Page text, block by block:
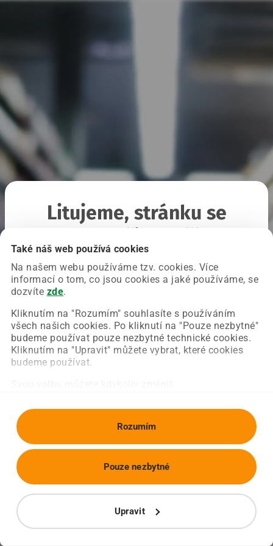
Také náš web používá cookies
Na našem webu používáme tzv. cookies. Více
informací o tom, co jsou cookies a jaké používáme, se
dozvíte zde.
Kliknutím na "Rozumím" souhlasíte s používáním
všech našich cookies. Po kliknutí na "Pouze nezbytné"
budeme používat pouze nezbytné technické cookies.
Kliknutím na "Upravit" můžete vybrat, které cookies
budeme používat.
Rozumím
Upravit
Pouze nezbytné
Litujeme, stránku se
Chyba nastala na naší straně a už ji opravujeme.
Zkuste prosím znovu načíst požadovanou stránku.
Obnovit stránku Úvodní strana